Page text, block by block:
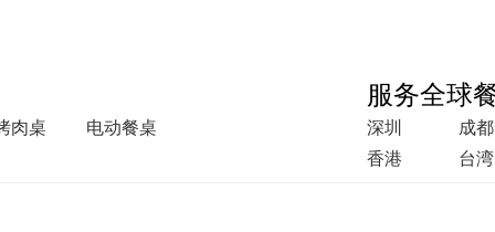
肉桌 电动餐桌
服务全球
深圳
成都
香港
台湾